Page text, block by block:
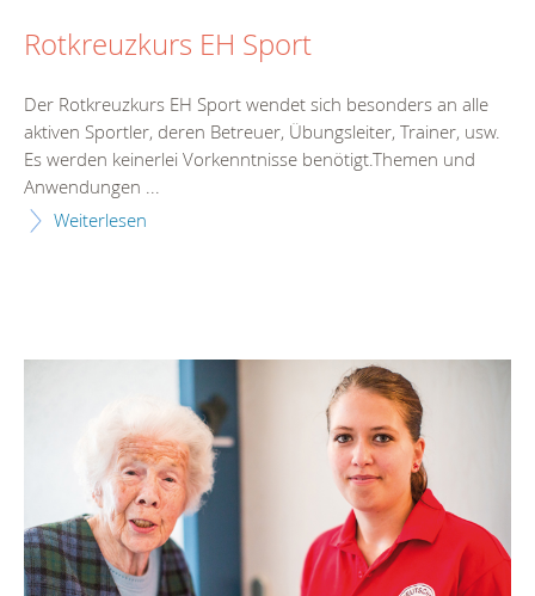
Rotkreuzkurs EH Sport
Der Rotkreuzkurs EH Sport wendet sich besonders an alle
aktiven Sportler, deren Betreuer, Übungsleiter, Trainer, usw.
Es werden keinerlei Vorkenntnisse benötigt.Themen und
Anwendungen ...
Weiterlesen